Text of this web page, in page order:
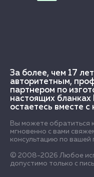
За более, чем 17
авторитетным,
партнером по
настоящих
остаетесь вместе с
Вы можете обратиться
мгновенно с вами
консультацию по вашей
© 2008-2026 Любое
допустимо только с